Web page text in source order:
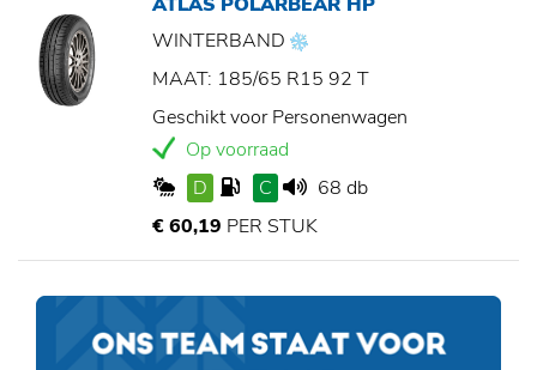
WINTERBAND
MAAT: 185/65 R15 92 T
Geschikt voor Personenwagen
Op voorraad
D
C
68 db
€ 60,19 PER STUK